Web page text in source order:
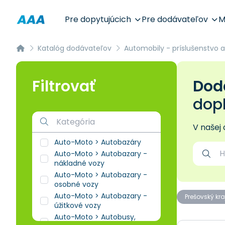
Pre dopytujúcich Pre dodávateľov
Katalóg dodávateľov Automobily - príslušenstvo
V
Prešovský
Filtrovať
Auto-Moto > Autobazáry
Auto-Moto > Autobazary -
nákladné vozy
Auto-Moto > Autobazary -
osobné vozy
Auto-Moto > Autobazary -
úžitkové vozy
Auto-Moto > Autobusy,